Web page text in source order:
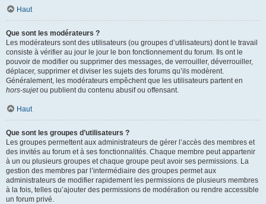
Haut
Que sont les modérateurs ?
Les modérateurs sont des utilisateurs (ou groupes d’utilisateurs) dont le travail
consiste à vérifier au jour le jour le bon fonctionnement du forum. Ils ont le
pouvoir de modifier ou supprimer des messages, de verrouiller, déverrouiller,
déplacer, supprimer et diviser les sujets des forums qu’ils modèrent.
Généralement, les modérateurs empêchent que les utilisateurs partent en
hors-sujetou publient du contenu abusif ou offensant.
Haut
Que sont les groupes d’utilisateurs ?
Les groupes permettent aux administrateurs de gérer l’accès des membres et
des invités au forum et à ses fonctionnalités. Chaque membre peut appartenir
à un ou plusieurs groupes et chaque groupe peut avoir ses permissions. La
gestion des membres par l’intermédiaire des groupes permet aux
administrateurs de modifier rapidement les permissions de plusieurs membres
à la fois, telles qu’ajouter des permissions de modération ou rendre accessible
un forum privé.